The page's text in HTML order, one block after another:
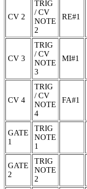
CV 2
TRIG
/ CV
NOTE
2
RE#1
CV 3
TRIG
/ CV
NOTE
3
MI#1
CV 4
TRIG
/ CV
NOTE
4
FA#1
GATE
1
TRIG
NOTE
1
GATE
2
TRIG
NOTE
2